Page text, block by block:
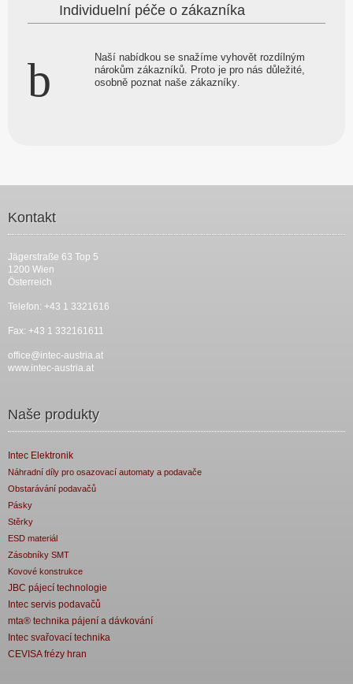
Individuelní péče o zákazníka
Naší nabídkou se snažíme vyhovět rozdílným
nárokům zákazníků. Proto je pro nás důležité,
osobně poznat naše zákazníky
Kontakt
Jägerstraße 63 Top 5
1200 Wien
Österreich
Telefon: +43 1 3321616
Fax: +43 1 332161611
office@intec-austria.at
www.intec-austria.at
Naše produkty
Intec Elektronik
Náhradní díly pro osazovací automaty a podavače
Obstarávání podavačů
Pásky
Stěrky
ESD materiál
Zásobníky SMT
Kovové konstrukce
JBC pájecí technologie
Intec servis podavačů
mta® technika pájení a dávkování
Intec svařovací technika
CEVISA frézy hran